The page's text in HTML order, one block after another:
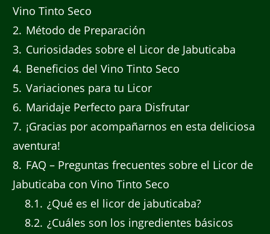
Vino Tinto Seco
2 Método de Preparación
3 Curiosidades sobre el Licor de Jabuticaba
4 Beneficios del Vino Tinto Seco
5 Variaciones para tu Licor
6 Maridaje Perfecto para Disfrutar
7 ¡Gracias por acompañarnos en esta deliciosa
aventura!
8 FAQ – Preguntas frecuentes sobre el Licor de
Jabuticaba con Vino Tinto Seco
8.1
¿Qué es el licor de jabuticaba?
8.2 ¿Cuáles son los ingredientes básicos